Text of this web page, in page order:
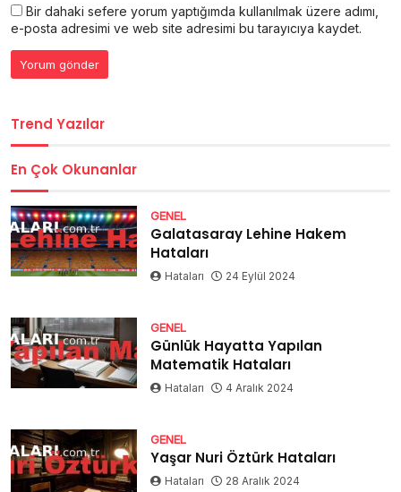
Bir dahaki sefere yorum yaptığımda kullanılmak üzere adımı,
e-posta adresimi ve web site adresimi bu tarayıcıya kaydet.
Trend Yazılar
En Çok Okunanlar
GENEL
Galatasaray Lehine Hakem
Hataları
Hataları 24 Eylül 2024
GENEL
Günlük Hayatta Yapılan
Matematik Hataları
Hataları 4 Aralık 2024
GENEL
Yaşar Nuri Öztürk Hataları
Hataları 28 Aralık 2024